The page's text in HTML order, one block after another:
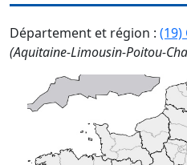
Département et région : (19)
(Aquitaine-Limousin-Poitou-